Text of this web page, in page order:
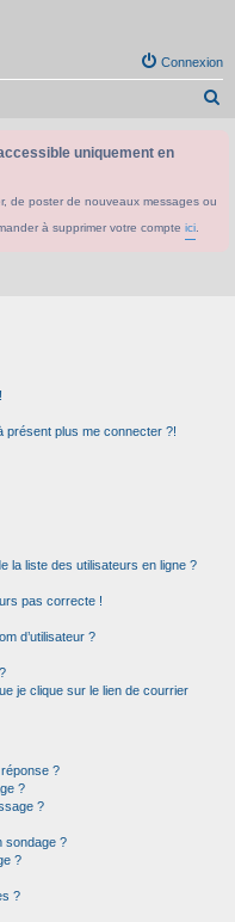
Connexion
uniquement en
de poster de nouveaux messages ou
à supprimer votre compte ici
présent plus me connecter ?!
la liste des utilisateurs en ligne ?
pas correcte !
d’utilisateur ?
je clique sur le lien de courrier
?
?
?
sondage ?
?
?